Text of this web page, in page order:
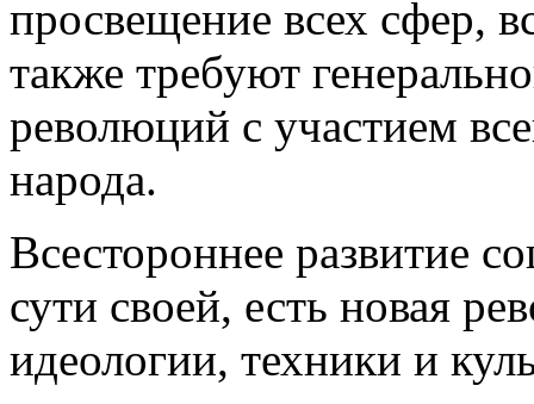
просвещение всех сфер,
также требуют
революций с участием
народа.
Всестороннее развитие
сути своей, есть новая
идеологии, техники и